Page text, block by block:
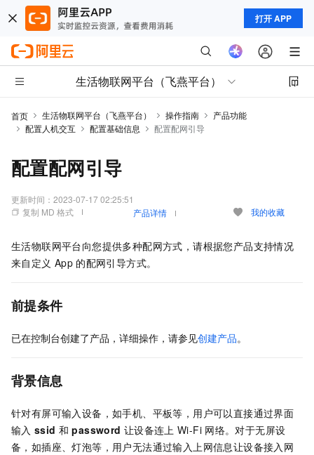
打开 APP
生活物联网平台（飞燕平台）
首页 生活物联网平台（飞燕平台） 操作指南
产品功能
配置人机交互
配置基础信息 配置配网引导
配置配网引导
更新时间： 2023-07-17 02:25:51
复制 MD 格式
产品详情 我的收藏
生活物联网平台向您提供多种配网方式，请根据您产品支持情况
来自定义 App 的配网引导方式。
前提条件
已在控制台创建了产品，详细操作，请参见创建产品。
背景信息
针对有屏可输入设备，如手机、平板等，用户可以直接通过界面
输入 ssid 和 password 让设备连上 Wi-Fi 网络。对于无屏设
备，如插座、灯泡等，用户无法通过输入上网信息让设备接入网